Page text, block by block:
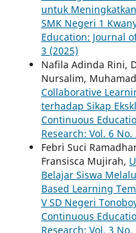
untuk
SMK Negeri 1
Education: Journal
3 (2025)
Nafila Adinda Rini,
Nursalim,
Collaborative
terhadap Sikap
Continuous
Research: Vol. 6 No.
Febri Suci
Fransisca Mujirah,
Belajar Siswa
Based Learning
V SD Negeri
Continuous
Research: Vol. 3 No.